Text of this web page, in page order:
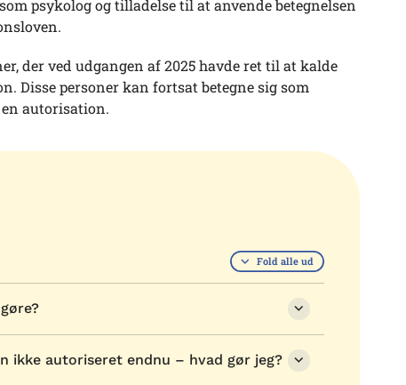
psykolog og tilladelse til at anvende betegnelsen
der ved udgangen af 2025 havde ret til at kalde
Disse personer kan fortsat betegne sig som
en autorisation.
Fold alle ud
ikke autoriseret endnu – hvad gør jeg?